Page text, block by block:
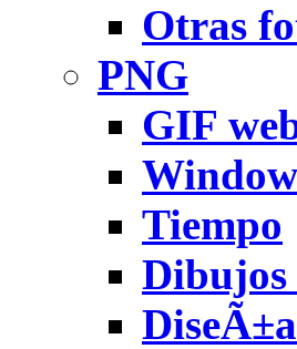
Otras
PNG
GIF
Tiempo
Dibujos